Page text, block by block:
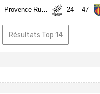
Provence Rugby 24 47
Résultats Top 14